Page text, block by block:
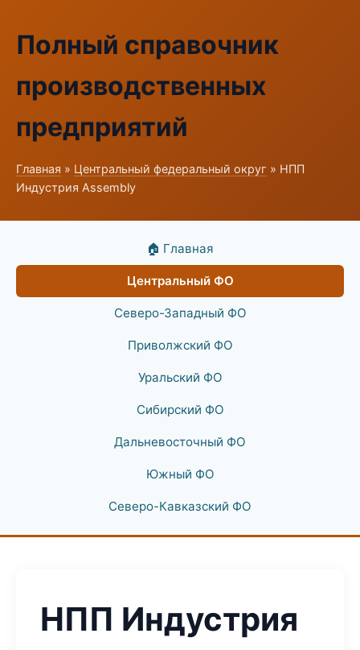
Полный справочник
производственных
предприятий
Главная » Центральный федеральный округ » НПП
Индустрия Assembly
🏠 Главная
Центральный ФО
Северо-Западный ФО
Приволжский ФО
Уральский ФО
Сибирский ФО
Дальневосточный ФО
Южный ФО
Северо-Кавказский ФО
НПП Индустрия